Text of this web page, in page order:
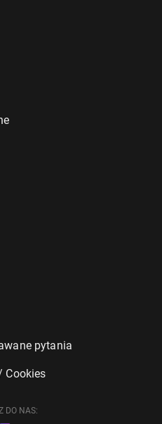
pytania
Cookies
DO NAS: